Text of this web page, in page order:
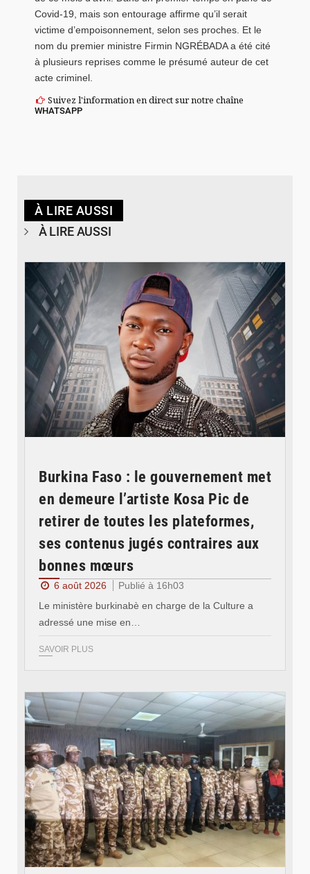
Covid-19, mais son entourage affirme qu’il serait
victime d’empoisonnement, selon ses proches. Et le
nom du premier ministre Firmin NGRÉBADA a été cité
à plusieurs reprises comme le présumé auteur de cet
acte criminel.
Suivez l'information en direct sur notre chaîne
WHATSAPP
À LIRE AUSSI
À LIRE AUSSI
Burkina Faso : le gouvernement met
en demeure l’artiste Kosa Pic de
retirer de toutes les plateformes,
ses contenus jugés contraires aux
bonnes mœurs
6 août 2026
Publié à 16h03
Le ministère burkinabè en charge de la Culture a
adressé une mise en…
SAVOIR PLUS